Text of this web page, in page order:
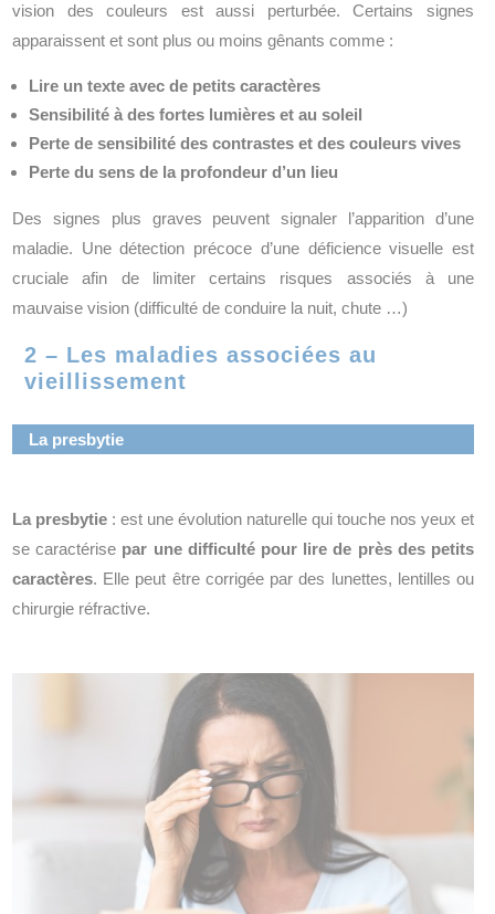
vision des couleurs est aussi perturbée. Certains signes
apparaissent et sont plus ou moins gênants comme :
Lire un texte avec de petits caractères
Sensibilité à des fortes lumières et au soleil
Perte de sensibilité des contrastes et des couleurs vives
Perte du sens de la profondeur d’un lieu
Des signes plus graves peuvent signaler l’apparition d’une
maladie. Une détection précoce d’une déficience visuelle est
cruciale afin de limiter certains risques associés à une
mauvaise vision (difficulté de conduire la nuit, chute …)
2 – Les maladies associées au
vieillissement
La presbytie
La presbytie : est une évolution naturelle qui touche nos yeux et
se caractérise par une difficulté pour lire de près des petits
caractères. Elle peut être corrigée par des lunettes, lentilles ou
chirurgie réfractive.